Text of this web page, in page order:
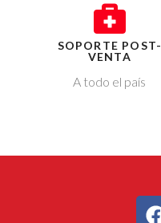
SOPORTE POST-
VENTA
A todo el país